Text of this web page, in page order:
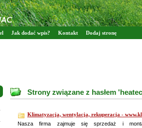
Jak dodać wpis? Kontakt Dodaj stronę
Strony związane z hasłem
Klimatyzacja, wentylacja, rekuperacja -
Nasza firma zajmuje się sprzedaż i